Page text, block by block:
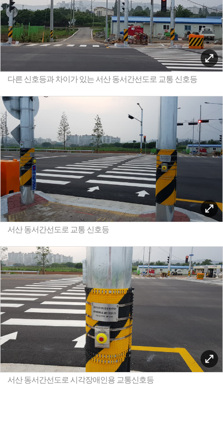
다른 신호등과 차이가 있는 서산 동서간선도로 교통 신호등
서산 동서간선도로 교통 신호등
서산 동서간선도로 시각장애인용 교통신호등